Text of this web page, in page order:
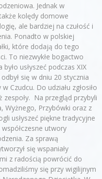
Jednak w
kolędy domowe
ale bardziej na czułość i
Ponadto w polskiej
które dodają do tego
To niezwykłe bogactwo
usłyszeć podczas XIX
się w dniu 20 stycznia
Czudcu. Do udziału zgłosiło
Na przegląd przybyli
Wyżnego, Przybówki oraz z
usłyszeć piękne tradycyjne
utwory
Za sprawą
się wspaniały
z radością powrócić do
się przy wigilijnym